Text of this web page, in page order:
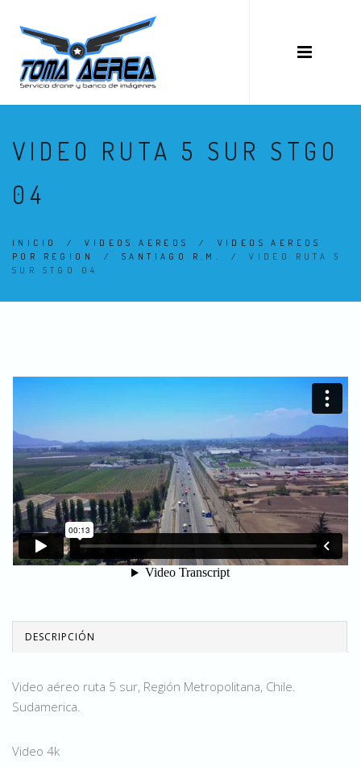
VIDEO RUTA 5 SUR STGO
04
INICIO /VIDEOS AEREOS / VIDEOS AEREOS
POR REGION
/SANTIAGO R.M. /VIDEO RUTA 5
SUR STGO 04
DESCRIPCIÓN
Video aéreo ruta 5 sur, Región Metropolitana, Chile.
Sudamerica.
Video 4k